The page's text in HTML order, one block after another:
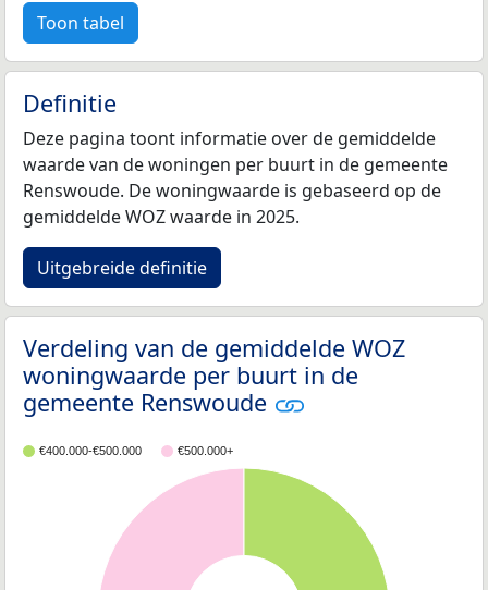
Toon tabel
Definitie
Deze pagina toont informatie over de gemiddelde
waarde van de woningen per buurt in de gemeente
Renswoude. De woningwaarde is gebaseerd op de
gemiddelde WOZ waarde in 2025.
Uitgebreide definitie
Verdeling van de gemiddelde WOZ
woningwaarde per buurt in de
gemeente Renswoude
€400.000-€500.000 €500.000+